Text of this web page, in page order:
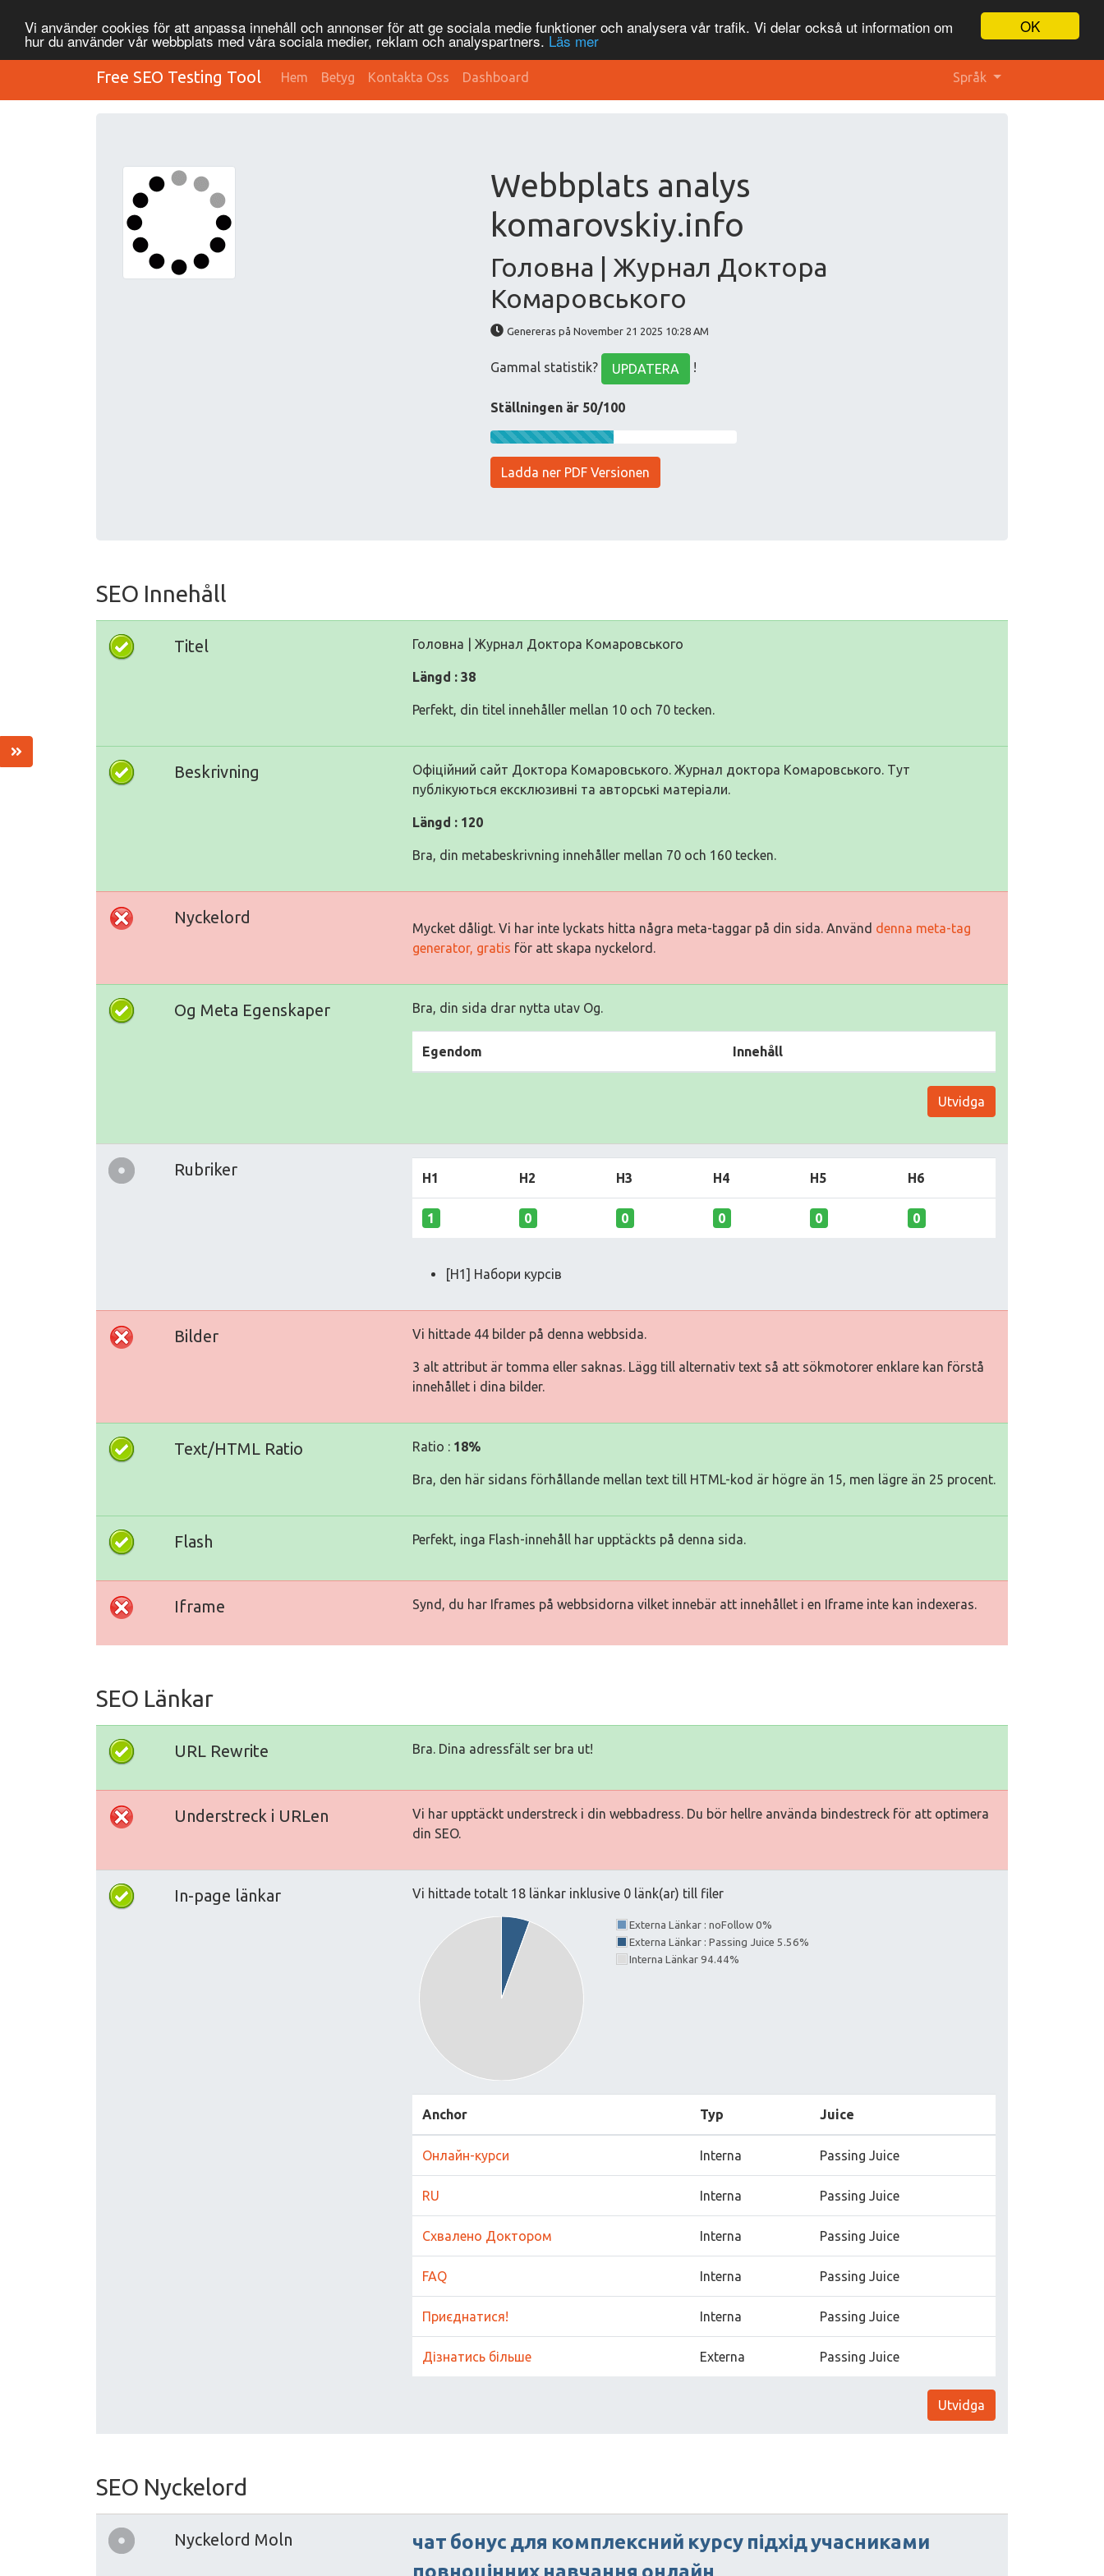
OK
Vi använder cookies för att anpassa innehåll och annonser för att ge sociala medie funktioner och analysera vår trafik. Vi delar också ut information om
hur du använder vår webbplats med våra sociala medier, reklam och analyspartners. Läs mer
Free SEO Testing Tool Hem Betyg Kontakta Oss Dashboard Språk
Webbplats analys
komarovskiy.info
Головна | Журнал Доктора
Комаровського
Genereras på November 21 2025 10:28 AM
Gammal statistik? UPDATERA !
Ställningen är 50/100
Ladda ner PDF Versionen
SEO Innehåll
Titel Головна | Журнал Доктора Комаровського
Längd : 38
Perfekt, din titel innehåller mellan 10 och 70 tecken.
Beskrivning
Офіційний сайт Доктора Комаровського. Журнал доктора Комаровського. Тут
публікуються ексклюзивні та авторські матеріали.
Längd : 120
Bra, din metabeskrivning innehåller mellan 70 och 160 tecken.
Nyckelord
Mycket dåligt. Vi har inte lyckats hitta några meta-taggar på din sida. Använd denna meta-tag
generator, gratis för att skapa nyckelord.
Og Meta Egenskaper Bra, din sida drar nytta utav Og.
Egendom Innehåll
Utvidga
Rubriker H1 H2 H3 H4 H5 H6
1 0 0 0 0 0
[H1] Набори курсiв
Bilder Vi hittade 44 bilder på denna webbsida.
3 alt attribut är tomma eller saknas. Lägg till alternativ text så att sökmotorer enklare kan förstå
innehållet i dina bilder.
Text/HTML Ratio Ratio : 18%
Bra, den här sidans förhållande mellan text till HTML-kod är högre än 15, men lägre än 25 procent.
Flash Perfekt, inga Flash-innehåll har upptäckts på denna sida.
Iframe Synd, du har Iframes på webbsidorna vilket innebär att innehållet i en Iframe inte kan indexeras.
SEO Länkar
URL Rewrite Bra. Dina adressfält ser bra ut!
Understreck i URLen
Vi har upptäckt understreck i din webbadress. Du bör hellre använda bindestreck för att optimera
din SEO.
In-page länkar Vi hittade totalt 18 länkar inklusive 0 länk(ar) till filer
Externa Länkar : noFollow 0%
Externa Länkar : Passing Juice 5.56%
Interna Länkar 94.44%
Anchor Typ Juice
Онлайн-курси Interna Passing Juice
RU Interna Passing Juice
Схвалено Доктором Interna Passing Juice
FAQ Interna Passing Juice
Приєднатися! Interna Passing Juice
Дізнатись більше Externa Passing Juice
Utvidga
SEO Nyckelord
Nyckelord Moln чат бонус для комплексний курсу підхідучасниками
повноцінних навчання онлайн